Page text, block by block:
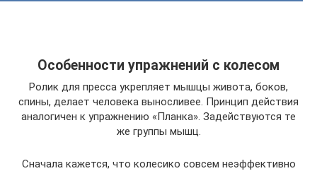
Особенности упражнений с колесом
Ролик для пресса укрепляет мышцы живота, боков,
спины, делает человека выносливее. Принцип действия
аналогичен к упражнению «Планка». Задействуются те
же группы мышц.
Сначала кажется, что колесико совсем неэффективно